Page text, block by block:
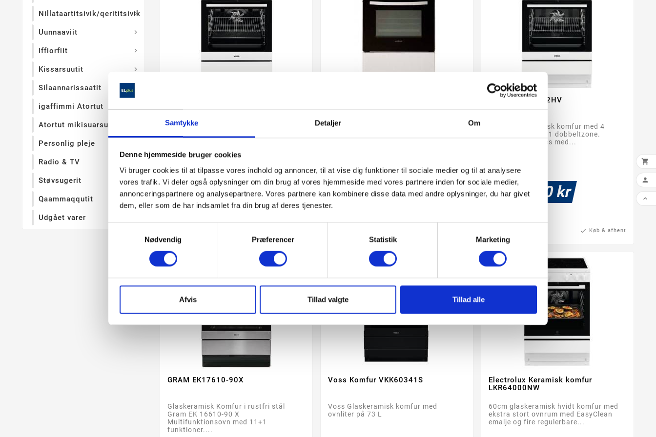
Samtykke Detaljer Om
Denne hjemmeside bruger cookies
Vi bruger cookies til at tilpasse vores indhold og annoncer, til at vise dig funktioner til sociale medier og til at analysere
vores trafik. Vi deler også oplysninger om din brug af vores hjemmeside med vores partnere inden for sociale medier,
annonceringspartnere og analysepartnere. Vores partnere kan kombinere disse data med andre oplysninger, du har givet
dem, eller som de har indsamlet fra din brug af deres tjenester.
Nødvendig
Præferencer Statistik Marketing
Afvis Tillad valgte Tillad alle
Nillataartitsivik/qerititsivik

Uunnaaviit 
Iffiorfiit 
Kissarsuutit 
Silaannarissaatit 
igaffimmi Atortut
Atortut mikisuarsuit
Personlig pleje
Radio & TV
Støvsugerit 
Qaammaqqutit 
Udgået varer
 
Glaskeramisk komfur stor ovn - og
6.799,00 kr
 
Klassisk glaskeramisk komfur hvid
4.499,00 kr

VOSS VKK60302HV
Hvidt glaskeramisk komfur med 4
kogezoner, heraf 1 dobbeltzone.
Komfuret betjenes med...
6.999,00 kr
check Køb & afhent
GRAM EK17610-90X
Glaskeramisk Komfur i rustfri stål
Gram EK 16610-90 X
Multifunktionsovn med 11+1
funktioner....
Voss Komfur VKK60341S
Voss Glaskeramisk komfur med
ovnliter på 73 L
Electrolux Keramisk komfur
LKR64000NW
60cm glaskeramisk hvidt komfur med
ekstra stort ovnrum med EasyClean
emalje og fire regulerbare...


